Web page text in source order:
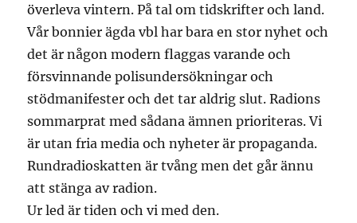
överleva vintern. På tal om tidskrifter och land.
Vår bonnier ägda vbl har bara en stor nyhet och
det är någon modern flaggas varande och
försvinnande polisundersökningar och
stödmanifester och det tar aldrig slut. Radions
sommarprat med sådana ämnen prioriteras. Vi
är utan fria media och nyheter är propaganda.
Rundradioskatten är tvång men det går ännu
att stänga av radion.
Ur led är tiden och vi med den.